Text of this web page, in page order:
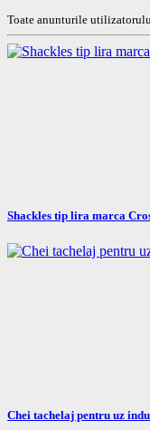
Toate anunturile
Shackles tip lira marca
Chei tachelaj pentru uz